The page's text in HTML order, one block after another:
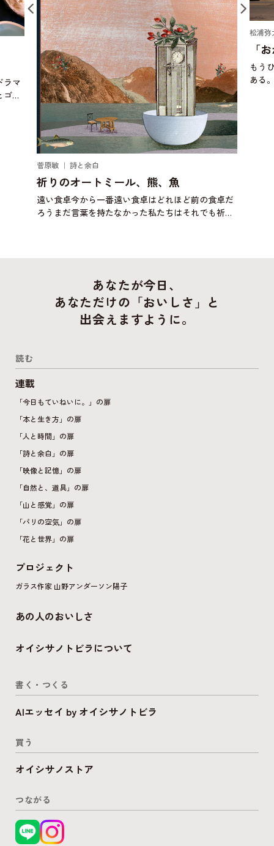
ラマ
キ
菅原敏 ｜ 詩と余白
祈りのオートミール、熊、魚
遠い食卓今から一番遠い食卓はどれほど前の食卓だ
ろうまだ言葉を持たなかった私たちはそれでも祈り
松浦弥
「
もう
ある
あなたが今日、
あなただけの「おいしさ」と
出会えますように。
読む
連載
「今日もていねいに。」の扉
「本と生き方」の扉
「人と時間」の扉
「詩と余白」の扉
「映像と記憶」の扉
「自然と、道具」の扉
「山と感覚」の扉
「パリの空気」の扉
「花と世界」の扉
プロジェクト
ガラス作家 山野アンダーソン陽子
あの人のおいしさ
オイシサノトビラについて
書く・つくる
AIエッセイ by オイシサノトビラ
買う
オイシサノストア
つながる